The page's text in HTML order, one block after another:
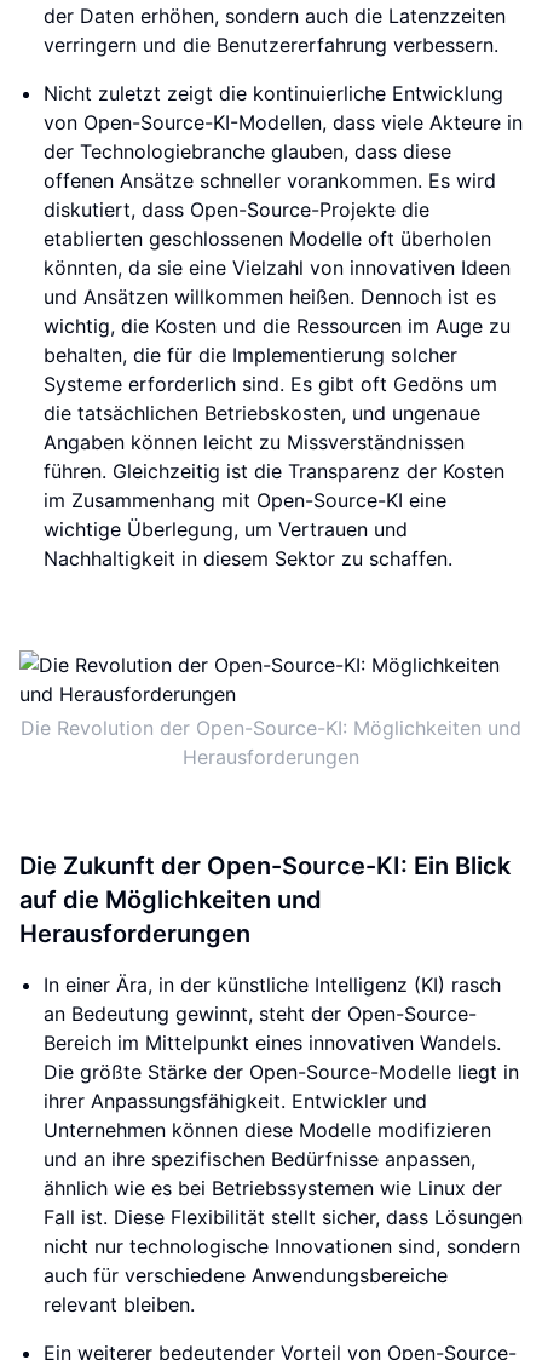
der Daten erhöhen, sondern auch die Latenzzeiten
verringern und die Benutzererfahrung verbessern.
Nicht zuletzt zeigt die kontinuierliche Entwicklung
von Open-Source-KI-Modellen, dass viele Akteure in
der Technologiebranche glauben, dass diese
offenen Ansätze schneller vorankommen. Es wird
diskutiert, dass Open-Source-Projekte die
etablierten geschlossenen Modelle oft überholen
könnten, da sie eine Vielzahl von innovativen Ideen
und Ansätzen willkommen heißen. Dennoch ist es
wichtig, die Kosten und die Ressourcen im Auge zu
behalten, die für die Implementierung solcher
Systeme erforderlich sind. Es gibt oft Gedöns um
die tatsächlichen Betriebskosten, und ungenaue
Angaben können leicht zu Missverständnissen
führen. Gleichzeitig ist die Transparenz der Kosten
im Zusammenhang mit Open-Source-KI eine
wichtige Überlegung, um Vertrauen und
Nachhaltigkeit in diesem Sektor zu schaffen.
Die Revolution der Open-Source-KI: Möglichkeiten und
Herausforderungen
Die Zukunft der Open-Source-KI: Ein Blick
auf die Möglichkeiten und
Herausforderungen
In einer Ära, in der künstliche Intelligenz (KI) rasch
an Bedeutung gewinnt, steht der Open-Source-
Bereich im Mittelpunkt eines innovativen Wandels.
Die größte Stärke der Open-Source-Modelle liegt in
ihrer Anpassungsfähigkeit. Entwickler und
Unternehmen können diese Modelle modifizieren
und an ihre spezifischen Bedürfnisse anpassen,
ähnlich wie es bei Betriebssystemen wie Linux der
Fall ist. Diese Flexibilität stellt sicher, dass Lösungen
nicht nur technologische Innovationen sind, sondern
auch für verschiedene Anwendungsbereiche
relevant bleiben.
Ein weiterer bedeutender Vorteil von Open-Source-